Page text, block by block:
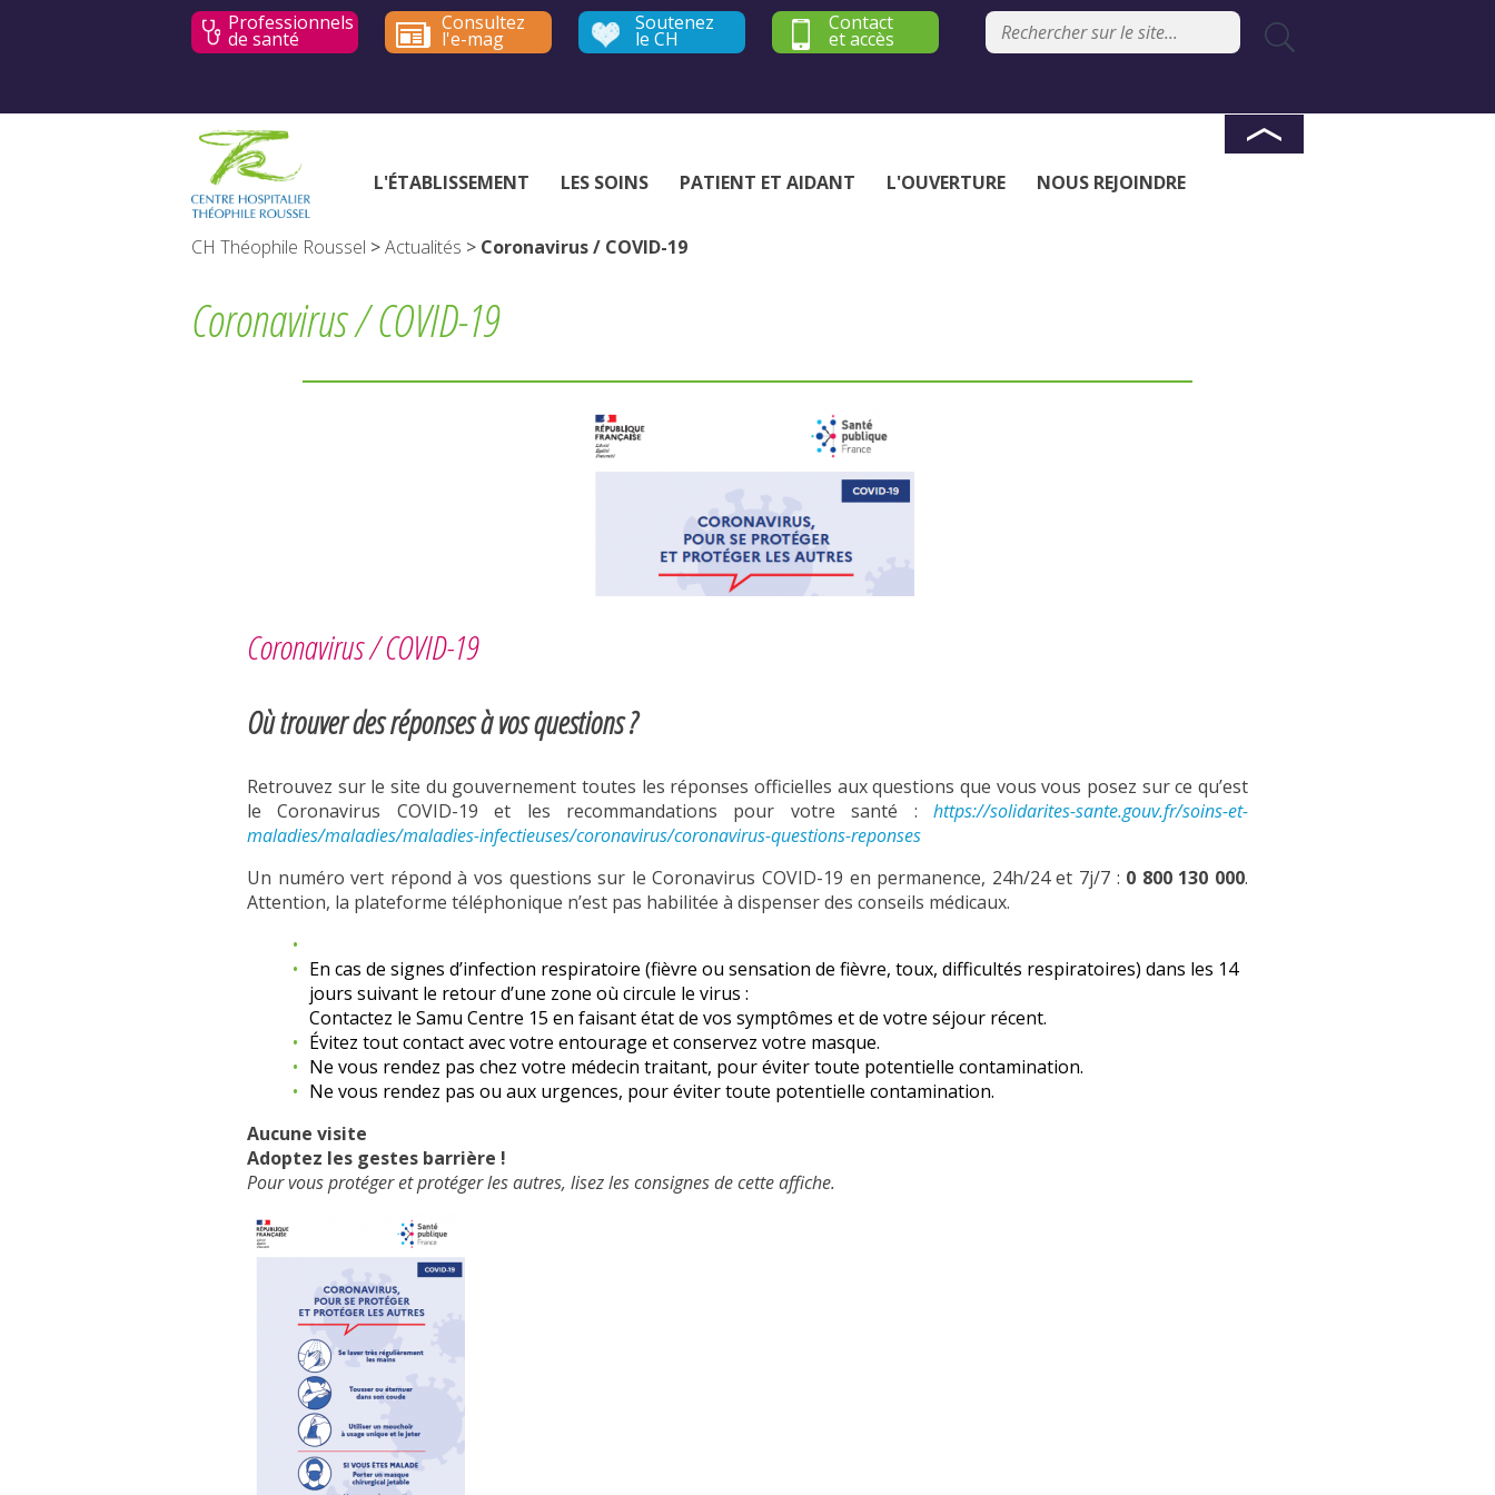
Professionnels
de santé
Consultez
l'e-mag
Soutenez
le CH
Contact
et accès
L'ÉTABLISSEMENT LES SOINS PATIENT ET AIDANT L'OUVERTURE NOUS REJOINDRE
CH Théophile Roussel >Actualités > Coronavirus / COVID-19
Coronavirus / COVID-19
Coronavirus / COVID-19
Où trouver des réponses à vos questions ?
Retrouvez sur le site du gouvernement toutes les réponses officielles aux questions que vous vous posez sur ce qu’est
le Coronavirus COVID-19 et les recommandations pour votre santé : https://solidarites-sante.gouv.fr/soins-et-
maladies/maladies/maladies-infectieuses/coronavirus/coronavirus-questions-reponses
Un numéro vert répond à vos questions sur le Coronavirus COVID-19 en permanence, 24h/24 et 7j/7 : 0 800 130 000.
Attention, la plateforme téléphonique n’est pas habilitée à dispenser des conseils médicaux.
En cas de signes d’infection respiratoire (fièvre ou sensation de fièvre, toux, difficultés respiratoires) dans les 14
jours suivant le retour d’une zone où circule le virus :
Contactez le Samu Centre 15 en faisant état de vos symptômes et de votre séjour récent.
Évitez tout contact avec votre entourage et conservez votre masque.
Ne vous rendez pas chez votre médecin traitant, pour éviter toute potentielle contamination.
Ne vous rendez pas ou aux urgences, pour éviter toute potentielle contamination.
Aucune visite
Adoptez les gestes barrière !
Pour vous protéger et protéger les autres, lisez les consignes de cette affiche.